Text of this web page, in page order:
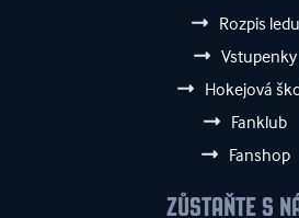
Rozpis ledu
Vstupenky
Hokejová
Fanklub
Fanshop
ZŮSTAŇTE S